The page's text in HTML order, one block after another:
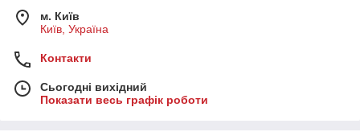
м. Київ
Київ, Україна
Контакти
Сьогодні вихідний
Показати весь графік роботи